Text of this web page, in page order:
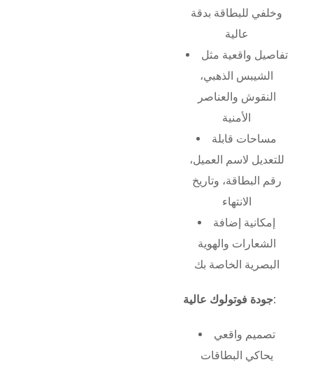
وخلفي للبطاقة بدقة
عالية
تفاصيل واقعية مثل
الشيبس الذهبي،
النقوش والعناصر
الأمنية
مساحات قابلة
للتعديل لاسم العميل،
رقم البطاقة، وتاريخ
الانتهاء
إمكانية إضافة
الشعارات والهوية
البصرية الخاصة بك
جودة فوتولوك عالية:
تصميم واقعي
يحاكي البطاقات